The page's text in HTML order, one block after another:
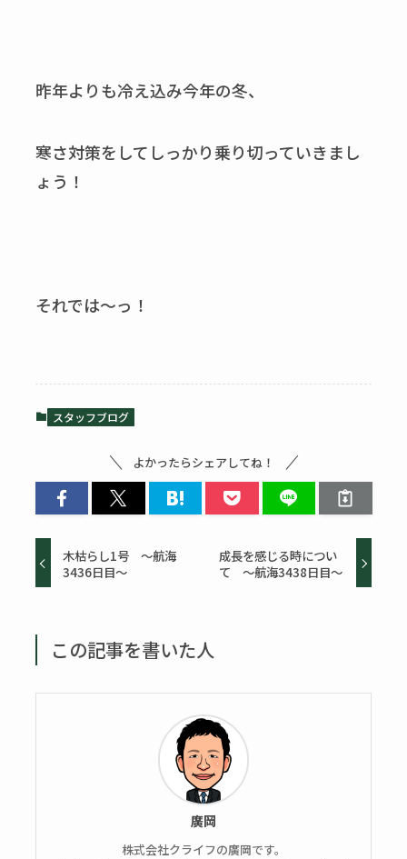
昨年よりも冷え込み今年の冬、
寒さ対策をしてしっかり乗り切っていきまし
ょう！
それでは～っ！
スタッフブログ
よかったらシェアしてね！
木枯らし1号 ～航海
3436日目～
成長を感じる時につい
て ～航海3438日目～
この記事を書いた人
廣岡
株式会社クライフの廣岡です。